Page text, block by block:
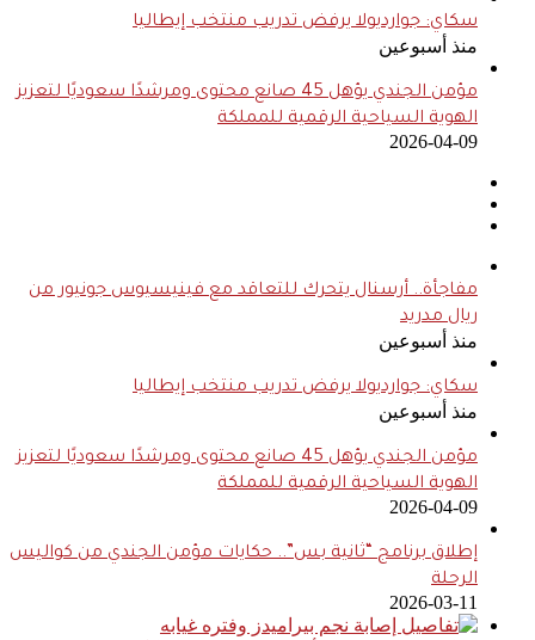
سكاي: جوارديولا يرفض تدريب منتخب إيطاليا
منذ أسبوعين
مؤمن الجندي يؤهل 45 صانع محتوى ومرشدًا سعوديًا لتعزيز
الهوية السياحية الرقمية للمملكة
2026-04-09
مفاجأة.. أرسنال يتحرك للتعاقد مع فينيسيوس جونيور من
ريال مدريد
منذ أسبوعين
سكاي: جوارديولا يرفض تدريب منتخب إيطاليا
منذ أسبوعين
مؤمن الجندي يؤهل 45 صانع محتوى ومرشدًا سعوديًا لتعزيز
الهوية السياحية الرقمية للمملكة
2026-04-09
إطلاق برنامج “ثانية بس”.. حكايات مؤمن الجندي من كواليس
الرحلة
2026-03-11